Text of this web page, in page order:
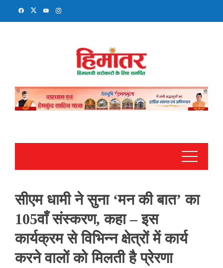
सीएम धामी ने सुना ‘मन की बात’ का
105वाँ संस्करण, कहा – इस
कार्यक्रम से विभिन्न क्षेत्रों में कार्य
करने वालों को मिलती है प्रेरणा